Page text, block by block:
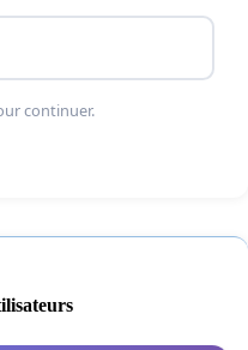
continuer.